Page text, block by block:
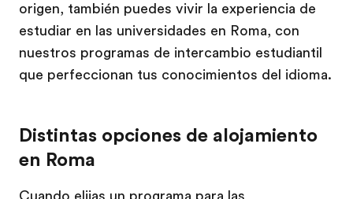
origen, también puedes vivir la experiencia de
estudiar en las universidades en Roma, con
nuestros programas de intercambio estudiantil
que perfeccionan tus conocimientos del idioma.
Distintas opciones de alojamiento
en Roma
Cuando elijas un programa para las